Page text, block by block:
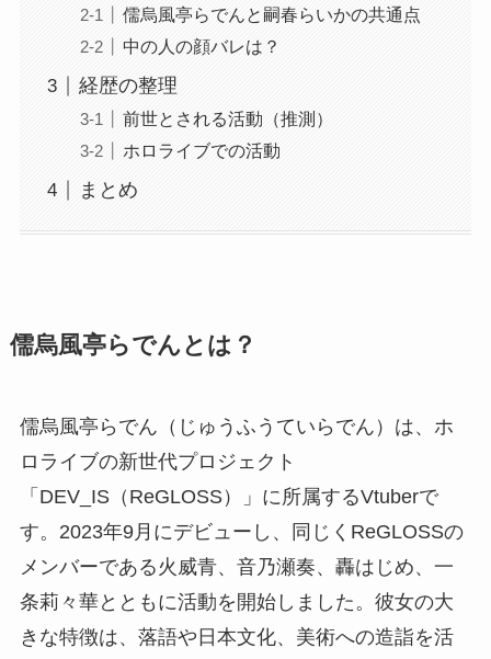
儒烏風亭らでんと嗣春らいかの共通点
中の人の顔バレは？
経歴の整理
前世とされる活動（推測）
ホロライブでの活動
まとめ
儒烏風亭らでんとは？
儒烏風亭らでん（じゅうふうていらでん）は、ホ
ロライブの新世代プロジェクト
「DEV_IS（ReGLOSS）」に所属するVtuberで
す。2023年9月にデビューし、同じくReGLOSSの
メンバーである火威青、音乃瀬奏、轟はじめ、一
条莉々華とともに活動を開始しました。彼女の大
きな特徴は、落語や日本文化、美術への造詣を活